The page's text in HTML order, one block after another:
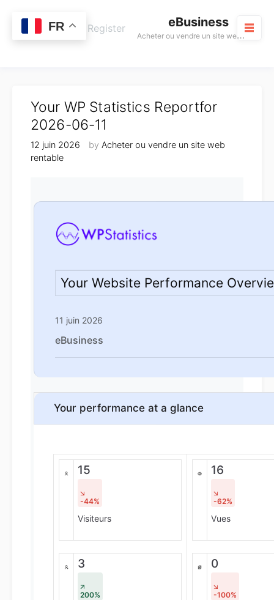
content
eBusiness
A
cheter ou vendre un site web rentable
CartLogin / Register
Your WP Statistics Reportfor
2026-06-11
12 juin 2026 by Acheter ou vendre un site web
rentable
Your Website Performance
11 juin 2026
eBusiness
Your performance at a glance
15
-44%
Visiteurs
3
200%
16
-62%
Vues
0
-100%
FR